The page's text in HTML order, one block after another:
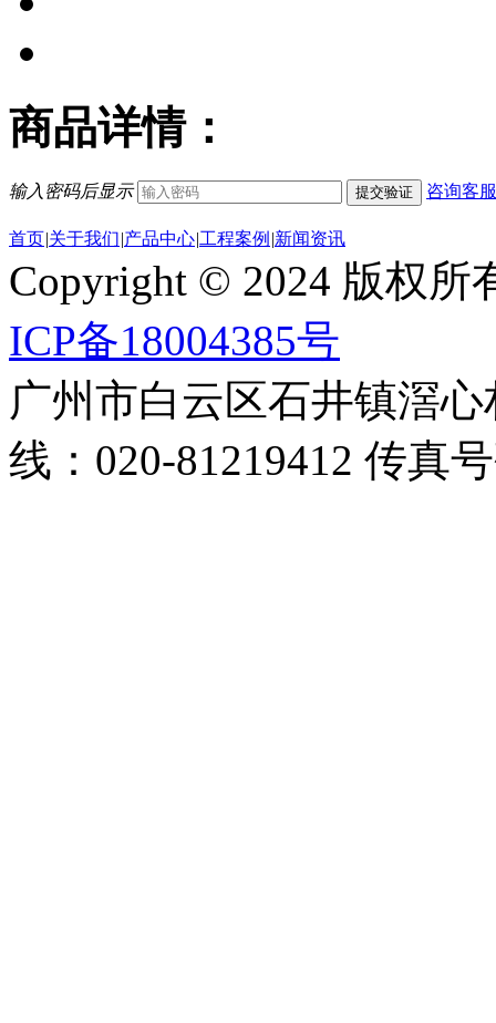
商品详情：
输入密码后显示 提交验证 咨询客服
首页|关于我们|产品中心|工程案例 |新闻资讯
Copyright © 2024 版权
ICP备18004385号
广州市白云区石井镇滘
线：020-81219412 传真